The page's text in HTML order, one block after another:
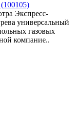
(100105)
Экспресс-
универсальный
газовых
компание..